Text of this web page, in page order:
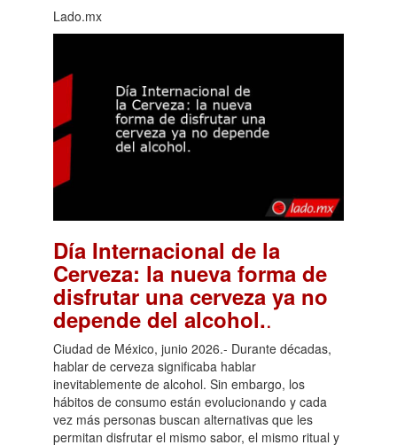
Lado.mx
Día Internacional de la
Cerveza: la nueva forma de
disfrutar una cerveza ya no
depende del alcohol..
Ciudad de México, junio 2026.- Durante décadas,
hablar de cerveza significaba hablar
inevitablemente de alcohol. Sin embargo, los
hábitos de consumo están evolucionando y cada
vez más personas buscan alternativas que les
permitan disfrutar el mismo sabor, el mismo ritual y